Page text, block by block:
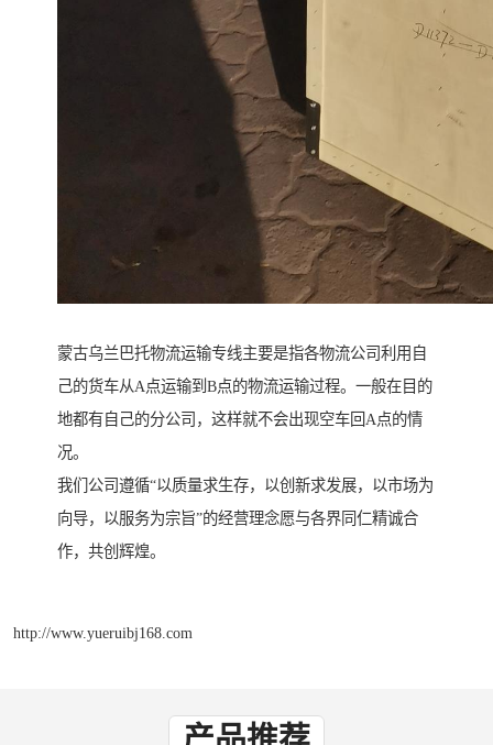
蒙古乌兰巴托物流运输专线主要是指各物流公司利用自
己的货车从A点运输到B点的物流运输过程。一般在目的
地都有自己的分公司，这样就不会出现空车回A点的情
况。
我们公司遵循“以质量求生存，以创新求发展，以市场为
向导，以服务为宗旨”的经营理念愿与各界同仁精诚合
作，共创辉煌。
http://www.yueruibj168.com